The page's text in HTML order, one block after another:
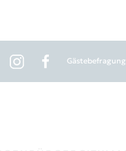
Gästebefragung